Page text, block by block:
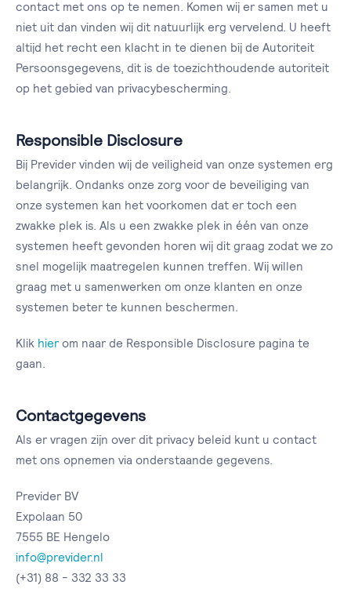
contact met ons op te nemen. Komen wij er samen met u
niet uit dan vinden wij dit natuurlijk erg vervelend. U heeft
altijd het recht een klacht in te dienen bij de Autoriteit
Persoonsgegevens, dit is de toezichthoudende autoriteit
op het gebied van privacybescherming.
Responsible Disclosure
Bij Previder vinden wij de veiligheid van onze systemen erg
belangrĳk. Ondanks onze zorg voor de beveiliging van
onze systemen kan het voorkomen dat er toch een
zwakke plek is. Als u een zwakke plek in één van onze
systemen heeft gevonden horen wij dit graag zodat we zo
snel mogelĳk maatregelen kunnen treffen. Wij willen
graag met u samenwerken om onze klanten en onze
systemen beter te kunnen beschermen.
Klik hier om naar de Responsible Disclosure pagina te
gaan.
Contactgegevens
Als er vragen zijn over dit privacy beleid kunt u contact
met ons opnemen via onderstaande gegevens.
Previder BV
Expolaan 50
7555 BE Hengelo
info@previder.nl
(+31) 88 - 332 33 33